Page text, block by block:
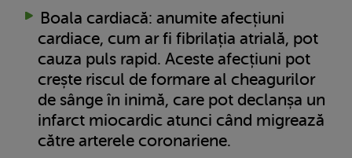
Boala cardiacă: anumite afecțiuni
cardiace, cum ar fi fibrilația atrială, pot
cauza puls rapid. Aceste afecțiuni pot
crește riscul de formare al cheagurilor
de sânge în inimă, care pot declanșa un
infarct miocardic atunci când migrează
către arterele coronariene.